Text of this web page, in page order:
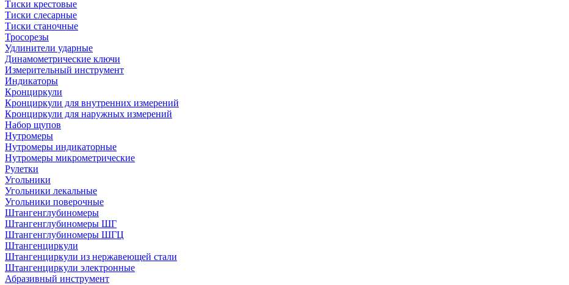
Тиски крестовые
Тиски слесарные
Тиски станочные
Тросорезы
Удлинители ударные
Динамометрические ключи
Измерительный инструмент
Индикаторы
Кронциркули
Кронциркули для внутренних измерений
Кронциркули для наружных измерений
Набор щупов
Нутромеры
Нутромеры индикаторные
Нутромеры микрометрические
Рулетки
Угольники
Угольники лекальные
Угольники поверочные
Штангенглубиномеры
Штангенглубиномеры ШГ
Штангенглубиномеры ШГЦ
Штангенциркули
Штангенциркули из нержавеющей стали
Штангенциркули электронные
Абразивный инструмент